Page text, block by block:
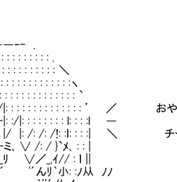
.
: : : : .
: : : : : : ＼
: : : : : : : :ヽ
: : : : : : : : : `
: : : : : : : : : : : : ’ ／ おや
|: : : : : : : : l: : : :l ―
/: /: /!: :ｌ: : : :| ＼ チーム七
∨ /: / }`ﾒ､ : : |
／_,ｲ// : ｌ ||
んﾘ｀小: :ﾉ从 ﾉﾉ